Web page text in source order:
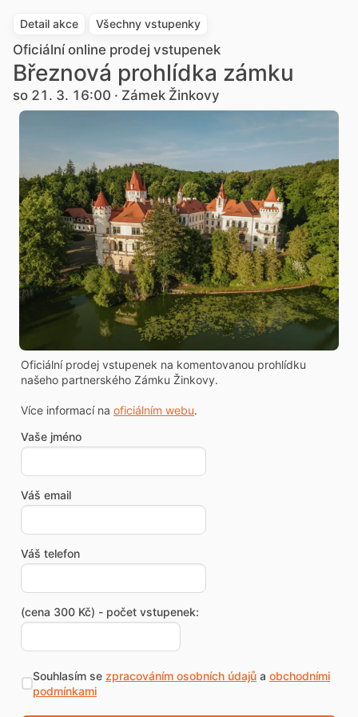
Detail akce Všechny vstupenky
Oficiální online prodej vstupenek
Březnová prohlídka zámku
so 21. 3. 16:00 · Zámek Žinkovy
Oficiální prodej vstupenek na komentovanou prohlídku
našeho partnerského Zámku Žinkovy.
Více informací na oficiálním webu.
Vaše jméno
Váš email
Váš telefon
(cena 300 Kč) - počet vstupenek:
Souhlasím se zpracováním osobních údajůa obchodními
podmínkami